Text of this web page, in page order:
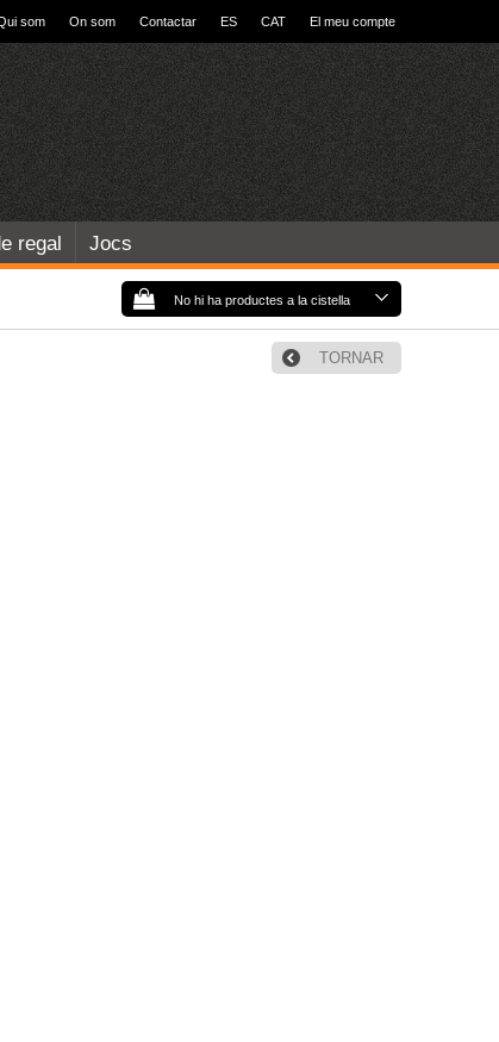
som On som Contactar ES CAT El meu compte
regal Jocs
No hi ha productes a la cistella
TORNAR